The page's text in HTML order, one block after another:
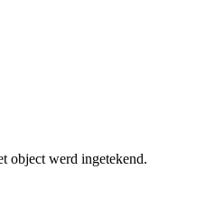
object werd ingetekend.